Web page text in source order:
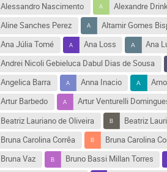
Alessandro Nascimento
Alexandre
Aline Sanches Perez
Altamir Gomes
Ana Júlia Tomé
Ana Loss
Ana
Andrei Nicoli Gebieluca Dabul Dias de Sousa
Angelica Barra
Anna Inacio
Artur Barbedo
Artur Venturelli
Beatriz Lauriano de Oliveira
Beatriz
Bruna Carolina Corrêa
Bruna Carolina
Bruna Vaz
Bruno Bassi Millan Torres